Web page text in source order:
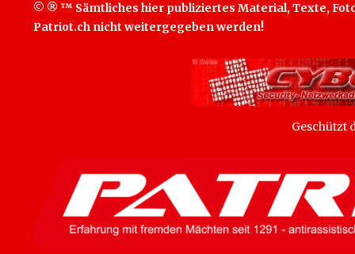
© ® ™ Sämtliches hier publiziertes Material, Texte,
Patriot.ch nicht weitergegeben werden!
Geschützt